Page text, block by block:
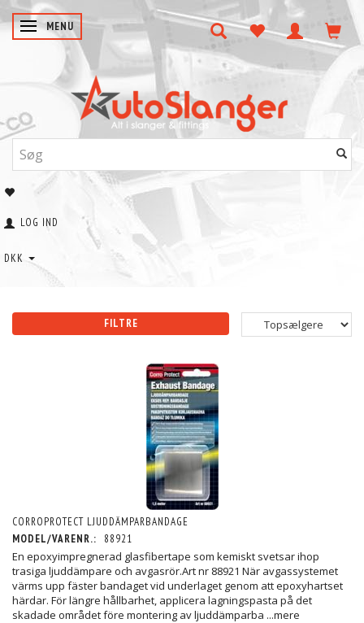
SKIFTE NAVIGATION
MENU
LOG IND
DKK
FILTRE
CORROPROTECT LJUDDÄMPARBANDAGE
MODEL/VARENR.:
88921
En epoxyimpregnerad glasfibertape som kemiskt svetsar ihop
trasiga ljuddämpare och avgasrör.Art nr 88921 När avgassystemet
värms upp fäster bandaget vid underlaget genom att epoxyhartset
härdar. För längre hållbarhet, applicera lagningspasta på det
skadade området före montering av ljuddämparba ...mere